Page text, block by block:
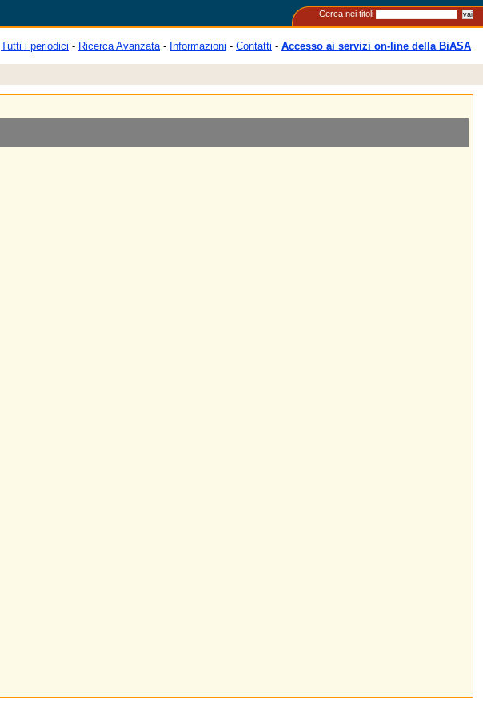
Cerca nei titoli
Tutti i periodici - Ricerca Avanzata- Informazioni - Contatti - Accesso ai servizi on-line della BiASA